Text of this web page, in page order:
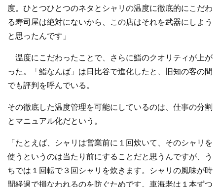
度。ひとつひとつのネタとシャリの温度に徹底的にこだわ
る寿司屋は絶対にないから、この店はそれを武器にしよう
と思ったんです」
温度にこだわったことで、さらに鮨のクオリティが上が
った。「鮨なんば」は日比谷で進化したと、旧知の客の間
でも評判を呼んでいる。
その徹底した温度管理を可能にしているのは、仕事の分割
とマニュアル化だという。
「たとえば、シャリは営業前に１回炊いて、そのシャリを
使うというのは当たり前にすることだと思うんですが、う
ちでは１回転で３回シャリを炊きます。シャリの風味が時
間経過で損なわれるのを防ぐためです。車海老は１本ずつ